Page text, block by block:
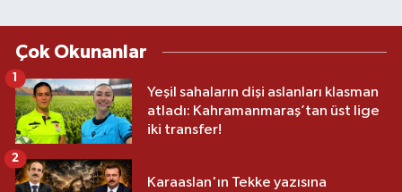
Çok Okunanlar
Yeşil sahaların dişi aslanları klasman
atladı: Kahramanmaraş’tan üst lige
iki transfer!
1
Karaaslan'ın Tekke yazısına
2